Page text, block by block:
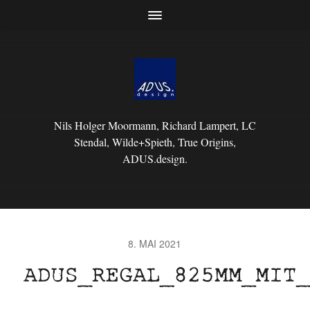
Nils Holger Moormann, Richard Lampert, LC
Stendal, Wilde+Spieth, True Origins,
ADUS.design.
8. MAI 2021